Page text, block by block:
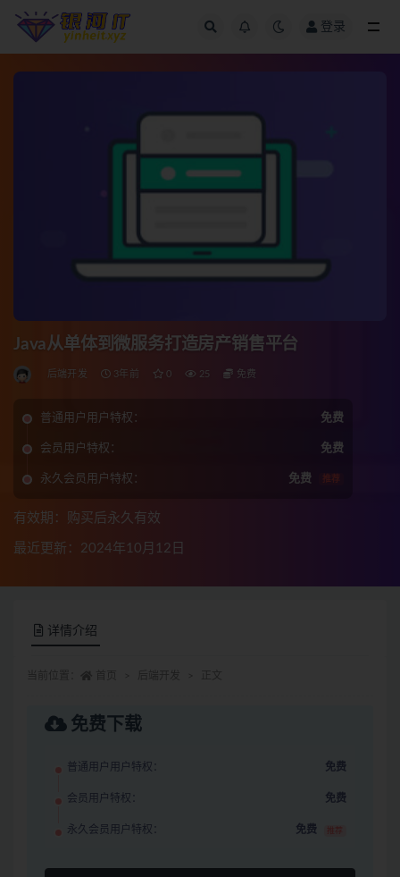
登录
Java从单体到微服务打造房产销售平台
后端开发 3年前 0 25 免费
普通用户用户特权： 免费
会员用户特权： 免费
永久会员用户特权： 免费 推荐
有效期：购买后永久有效
最近更新：2024年10月12日
详情介绍
免费下载
普通用户用户特权： 免费
会员用户特权： 免费
永久会员用户特权： 免费 推荐